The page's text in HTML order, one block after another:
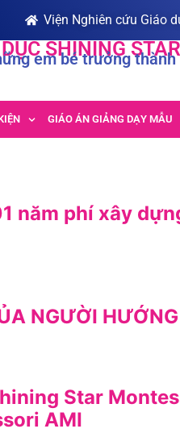
Viện Nghiên cứu Giáo
SHINING
em bé trưởng
GIÁO ÁN GIẢNG DẠY MẪU
năm phí xây
NGƯỜI
Star
AMI